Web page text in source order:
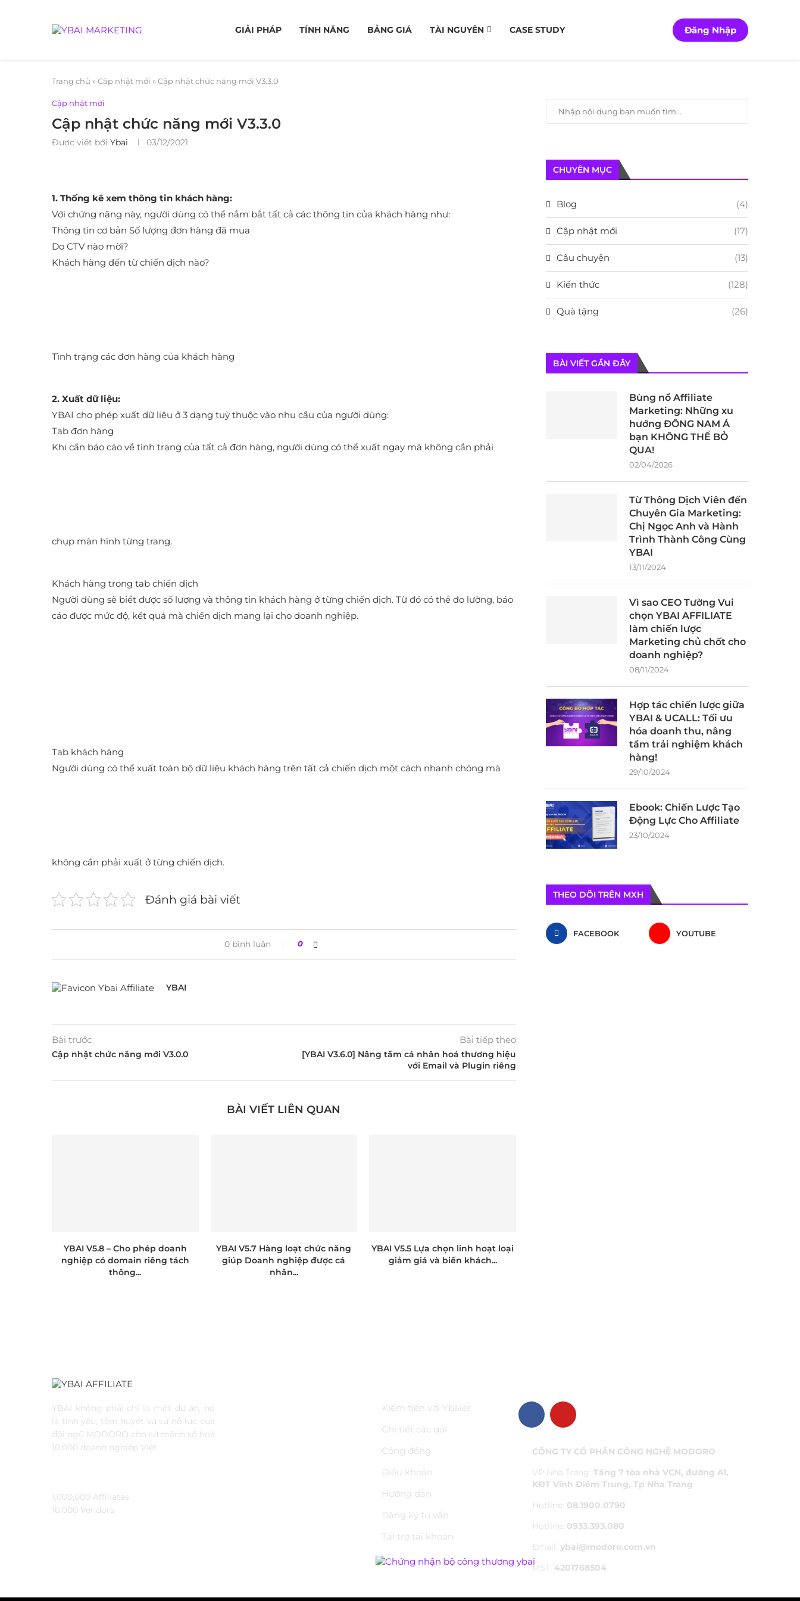
GIẢI PHÁP TÍNH NĂNG BẢNG GIÁ TÀI NGUYÊN CASE STUDY Đăng Nhập
Trang chủ »Cập nhật mới »Cập nhật chức năng mới V3.3.0
Cập nhật mới
Cập nhật chức năng mới V3.3.0
Được viết bởi Ybai 03/12/2021
1. Thống kê xem thông tin khách hàng:
Với chứng năng này, người dùng có thể nắm bắt tất cả các thông tin của khách hàng như:
Thông tin cơ bản Số lượng đơn hàng đã mua
Do CTV nào mời?
Khách hàng đến từ chiến dịch nào?
Tình trạng các đơn hàng của khách hàng
2. Xuất dữ liệu:
YBAI cho phép xuất dữ liệu ở 3 dạng tuỳ thuộc vào nhu cầu của người dùng:
Tab đơn hàng
Khi cần báo cáo về tình trạng của tất cả đơn hàng, người dùng có thể xuất ngay mà không cần phải
chụp màn hình từng trang.
Khách hàng trong tab chiến dịch
Người dùng sẽ biết được số lượng và thông tin khách hàng ở từng chiến dịch. Từ đó có thể đo lường, báo
cáo được mức độ, kết quả mà chiến dịch mang lại cho doanh nghiệp.
Tab khách hàng
Người dùng có thể xuất toàn bộ dữ liệu khách hàng trên tất cả chiến dịch một cách nhanh chóng mà
không cần phải xuất ở từng chiến dịch.
Đánh giá bài viết
0 bình luận 0
YBAI
Bài trước
Cập nhật chức năng mới V3.0.0
Bài tiếp theo
[YBAI V3.6.0] Nâng tầm cá nhân hoá thương hiệu
với Email và Plugin riêng
BÀI VIẾT LIÊN QUAN
YBAI V5.8 – Cho phép doanh
nghiệp có domain riêng tách
thông...
YBAI V5.7 Hàng loạt chức năng
giúp Doanh nghiệp được cá
nhân...
YBAI V5.5 Lựa chọn linh hoạt loại
giảm giá và biến khách...
CHUYÊN MỤC
Blog (4)
Cập nhật mới (17)
Câu chuyện (13)
Kiến thức (128)
Quà tặng (26)
BÀI VIẾT GẦN ĐÂY
Bùng nổ Affiliate
Marketing: Những xu
hướng ĐÔNG NAM Á
bạn KHÔNG THỂ BỎ
QUA!
02/04/2026
Từ Thông Dịch Viên đến
Chuyên Gia Marketing:
Chị Ngọc Anh và Hành
Trình Thành Công Cùng
YBAI
13/11/2024
Vì sao CEO Tường Vui
chọn YBAI AFFILIATE
làm chiến lược
Marketing chủ chốt cho
doanh nghiệp?
08/11/2024
Hợp tác chiến lược giữa
YBAI & UCALL: Tối ưu
hóa doanh thu, nâng
tầm trải nghiệm khách
hàng!
29/10/2024
Ebook: Chiến Lược Tạo
Động Lực Cho Affiliate
23/10/2024
THEO DÕI TRÊN MXH
FACEBOOK YOUTUBE
YBAI không phải chỉ là một dự án, nó
là tình yêu, tâm huyết và sự nỗ lực của
đội ngũ MODORO cho sứ mệnh số hoá
10,000 doanh nghiệp Việt.
1,000,000 Affiliates​
10,000 Vendors​
Kiếm tiền với Ybaier
Chi tiết các gói
Cộng đồng
Điều khoản
Hướng dẫn
Đăng ký tư vấn
Tài trợ tài khoản
CÔNG TY CỔ PHẦN CÔNG NGHỆ MODORO
VP Nha Trang: Tầng 7 tòa nhà VCN, đường A1,
KĐT Vĩnh Điềm Trung, Tp Nha Trang
Hotline: 08.1900.0790
Hotline: 0933.393.080
Email: ybai@modoro.com.vn
MST: 4201768504